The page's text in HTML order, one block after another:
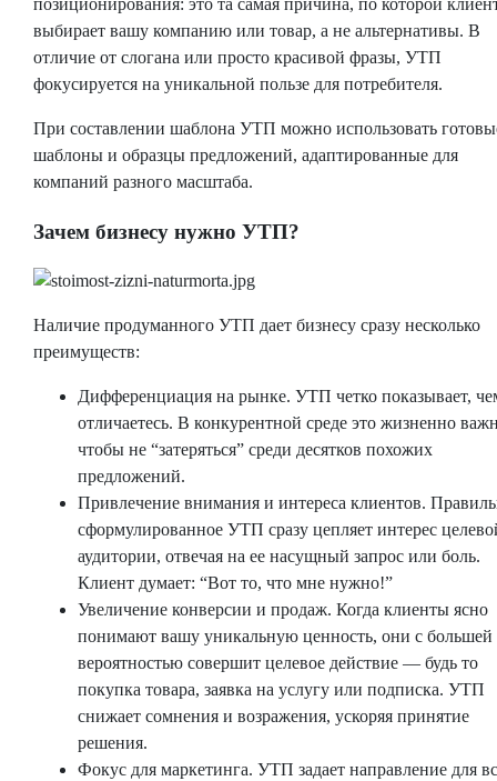
выбирает вашу компанию или товар, а не альтернативы. В
отличие от слогана или просто красивой фразы, УТП
фокусируется на уникальной пользе для потребителя.
При составлении шаблона УТП можно использовать
шаблоны и образцы предложений, адаптированные для
компаний разного масштаба.
Зачем бизнесу нужно УТП?
Наличие продуманного УТП дает бизнесу сразу несколько
преимуществ:
Дифференциация на рынке. УТП четко показывает,
отличаетесь. В конкурентной среде это жизненно
чтобы не “затеряться” среди десятков похожих
предложений.
Привлечение внимания и интереса клиентов.
сформулированное УТП сразу цепляет интерес
аудитории, отвечая на ее насущный запрос или боль.
Клиент думает: “Вот то, что мне нужно!”
Увеличение конверсии и продаж. Когда клиенты ясно
понимают вашу уникальную ценность, они с большей
вероятностью совершит целевое действие — будь то
покупка товара, заявка на услугу или подписка. УТП
снижает сомнения и возражения, ускоряя принятие
решения.
Фокус для маркетинга. УТП задает направление для